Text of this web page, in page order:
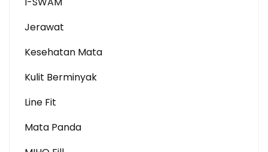
Jerawat
Kesehatan Mata
Kulit Berminyak
Line Fit
Mata Panda